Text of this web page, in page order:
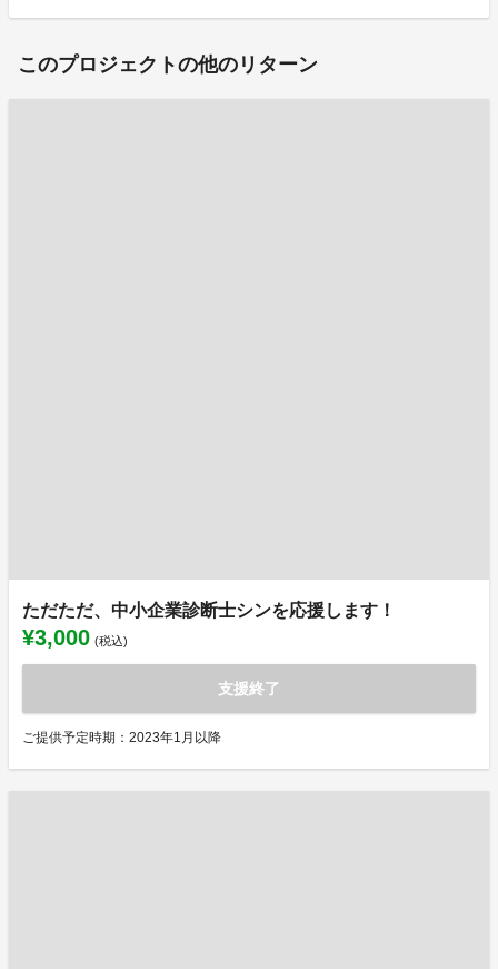
このプロジェクトの他のリターン
ただただ、中小企業診断士シンを応援します！
¥3,000 (税込)
支援終了
ご提供予定時期：2023年1月以降